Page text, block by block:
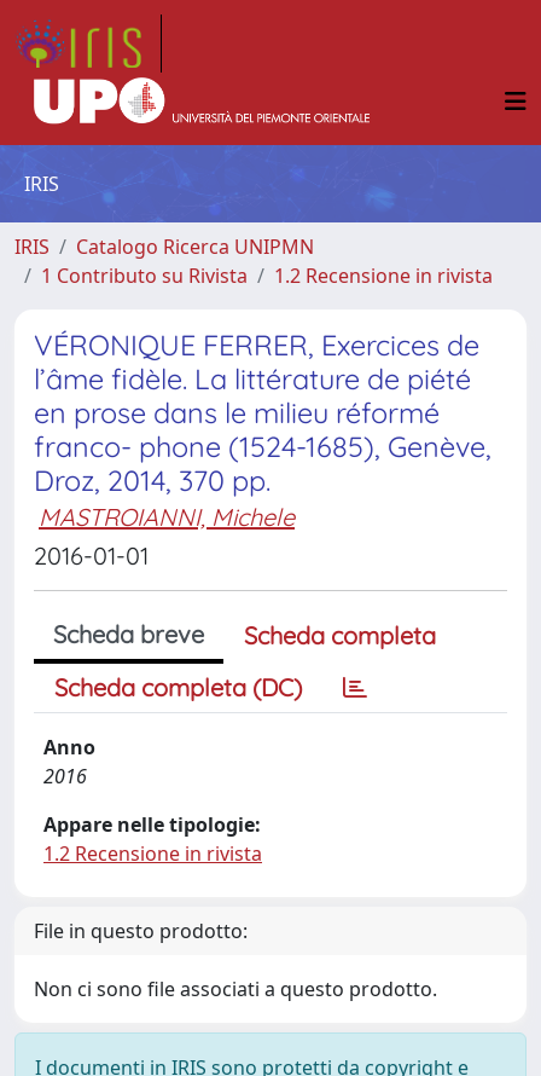
IRIS
IRIS
Catalogo Ricerca UNIPMN
1 Contributo su Rivista
1.2 Recensione in rivista
VÉRONIQUE FERRER, Exercices de
l’âme fidèle. La littérature de piété
en prose dans le milieu réformé
franco- phone (1524-1685), Genève,
Droz, 2014, 370 pp.
MASTROIANNI, Michele
2016-01-01
Scheda breve
Scheda completa
Scheda completa (DC)
Anno
2016
Appare nelle tipologie:
1.2 Recensione in rivista
File in questo prodotto:
Non ci sono file associati a questo prodotto.
I documenti in IRIS sono protetti da copyright e